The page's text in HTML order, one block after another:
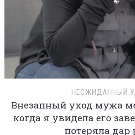
НЕОЖИДАННЫЙ
Внезапный уход мужа
когда я увидела его
потеряла дар